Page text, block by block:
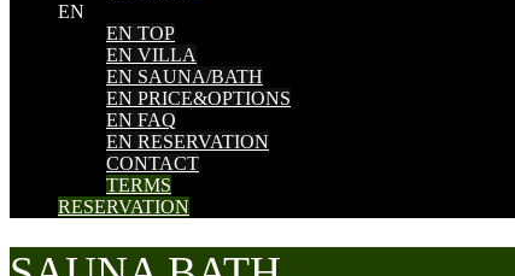
EN
EN TOP
EN VILLA
EN SAUNA/BATH
EN PRICE&OPTIONS
EN FAQ
EN RESERVATION
CONTACT
TERMS
RESERVATION